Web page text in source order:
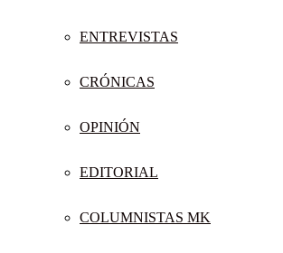
ENTREVISTAS
CRÓNICAS
OPINIÓN
EDITORIAL
COLUMNISTAS MK